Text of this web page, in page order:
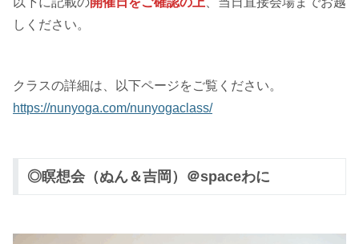
しください。
クラスの詳細は、以下ページをご覧ください。
https://nunyoga.com/nunyogaclass/
◎瞑想会（ぬん＆吉岡）＠spaceわに